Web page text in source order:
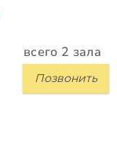
всего 2 зала
Позвонить